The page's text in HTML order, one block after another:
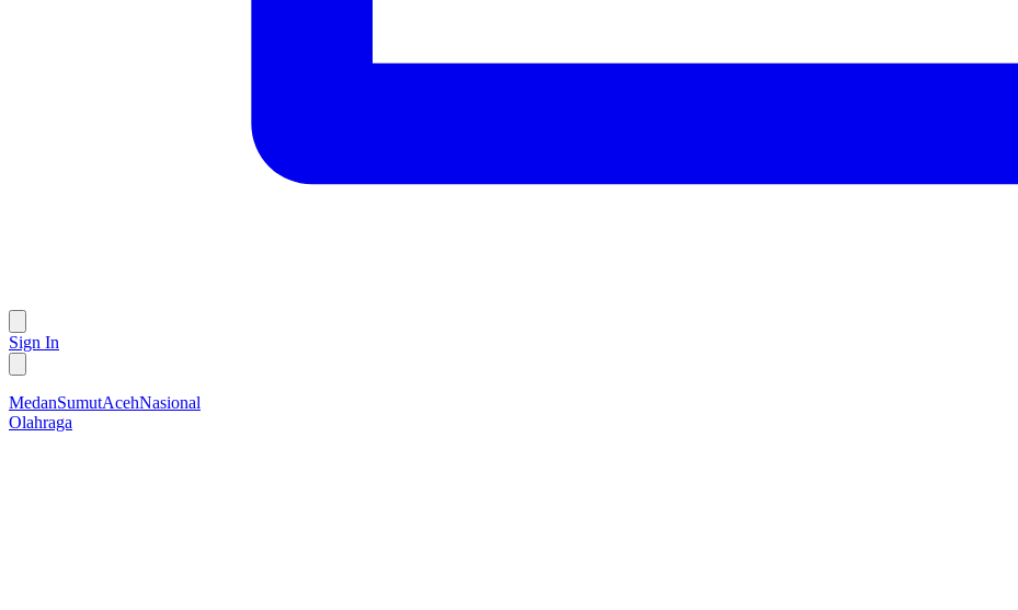
Sign In
MedanSumutAcehNasional
Olahraga